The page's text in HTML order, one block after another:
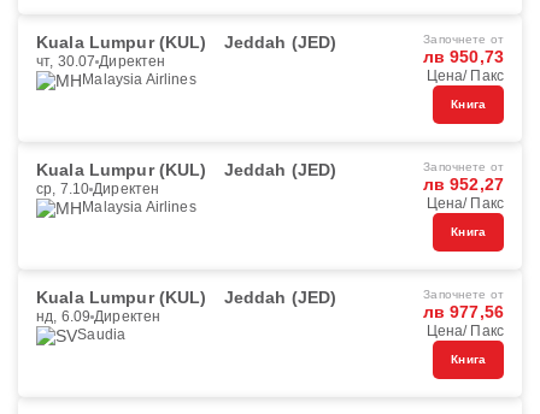
Kuala Lumpur (KUL) Jeddah (JED)
чт, 30.07 Директен
Malaysia Airlines
Започнете от
лв 950,73
Цена/ Пакс
Книга
Kuala Lumpur (KUL) Jeddah (JED)
ср, 7.10 Директен
Malaysia Airlines
Започнете от
лв 952,27
Цена/ Пакс
Книга
Kuala Lumpur (KUL) Jeddah (JED)
нд, 6.09 Директен
Saudia
Започнете от
лв 977,56
Цена/ Пакс
Книга